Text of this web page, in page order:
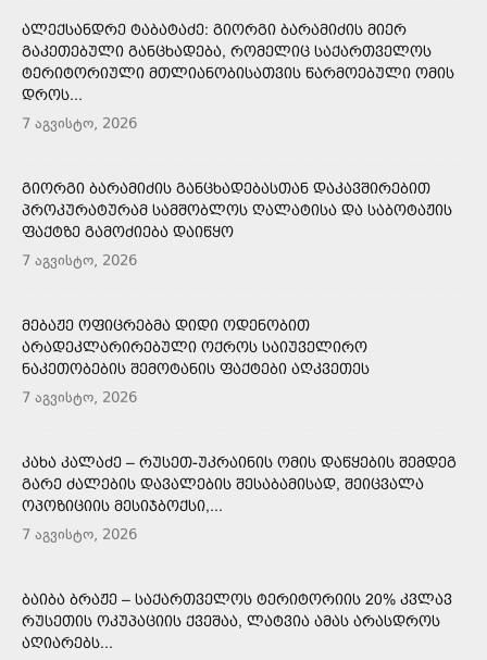
ᲐᲚᲔᲥᲡᲐᲜᲓᲠᲔ ᲢᲐᲑᲐᲢᲐᲫᲔ: ᲒᲘᲝᲠᲒᲘ ᲑᲐᲠᲐᲛᲘᲫᲘᲡ ᲛᲘᲔᲠ
ᲒᲐᲙᲔᲗᲔᲑᲣᲚᲘ ᲒᲐᲜᲪᲮᲐᲓᲔᲑᲐ, ᲠᲝᲛᲔᲚᲘᲪ ᲡᲐᲥᲐᲠᲗᲕᲔᲚᲝᲡ
ᲢᲔᲠᲘᲢᲝᲠᲘᲣᲚᲘ ᲛᲗᲚᲘᲐᲜᲝᲑᲘᲡᲐᲗᲕᲘᲡ ᲬᲐᲠᲛᲝᲔᲑᲣᲚᲘ ᲝᲛᲘᲡ
ᲓᲠᲝᲡ...
7 აგვისტო, 2026
ᲒᲘᲝᲠᲒᲘ ᲑᲐᲠᲐᲛᲘᲫᲘᲡ ᲒᲐᲜᲪᲮᲐᲓᲔᲑᲐᲡᲗᲐᲜ ᲓᲐᲙᲐᲕᲨᲘᲠᲔᲑᲘᲗ
ᲞᲠᲝᲙᲣᲠᲐᲢᲣᲠᲐᲛ ᲡᲐᲛᲨᲝᲑᲚᲝᲡ ᲦᲐᲚᲐᲢᲘᲡᲐ ᲓᲐ ᲡᲐᲑᲝᲢᲐᲟᲘᲡ
ᲤᲐᲥᲢᲖᲔ ᲒᲐᲛᲝᲫᲘᲔᲑᲐ ᲓᲐᲘᲬᲧᲝ
7 აგვისტო, 2026
ᲛᲔᲑᲐᲟᲔ ᲝᲤᲘᲪᲠᲔᲑᲛᲐ ᲓᲘᲓᲘ ᲝᲓᲔᲜᲝᲑᲘᲗ
ᲐᲠᲐᲓᲔᲙᲚᲐᲠᲘᲠᲔᲑᲣᲚᲘ ᲝᲥᲠᲝᲡ ᲡᲐᲘᲣᲕᲔᲚᲘᲠᲝ
ᲜᲐᲙᲔᲗᲝᲑᲔᲑᲘᲡ ᲨᲔᲛᲝᲢᲐᲜᲘᲡ ᲤᲐᲥᲢᲔᲑᲘ ᲐᲦᲙᲕᲔᲗᲔᲡ
7 აგვისტო, 2026
ᲙᲐᲮᲐ ᲙᲐᲚᲐᲫᲔ – ᲠᲣᲡᲔᲗ-ᲣᲙᲠᲐᲘᲜᲘᲡ ᲝᲛᲘᲡ ᲓᲐᲬᲧᲔᲑᲘᲡ ᲨᲔᲛᲓᲔᲒ
ᲒᲐᲠᲔ ᲫᲐᲚᲔᲑᲘᲡ ᲓᲐᲕᲐᲚᲔᲑᲘᲡ ᲨᲔᲡᲐᲑᲐᲛᲘᲡᲐᲓ, ᲨᲔᲘᲪᲕᲐᲚᲐ
ᲝᲞᲝᲖᲘᲪᲘᲘᲡ ᲛᲔᲡᲘᲯᲑᲝᲥᲡᲘ,...
7 აგვისტო, 2026
ᲑᲐᲘᲑᲐ ᲑᲠᲐᲟᲔ – ᲡᲐᲥᲐᲠᲗᲕᲔᲚᲝᲡ ᲢᲔᲠᲘᲢᲝᲠᲘᲘᲡ 20% ᲙᲕᲚᲐᲕ
ᲠᲣᲡᲔᲗᲘᲡ ᲝᲙᲣᲞᲐᲪᲘᲘᲡ ᲥᲕᲔᲨᲐᲐ, ᲚᲐᲢᲕᲘᲐ ᲐᲛᲐᲡ ᲐᲠᲐᲡᲓᲠᲝᲡ
ᲐᲦᲘᲐᲠᲔᲑᲡ...